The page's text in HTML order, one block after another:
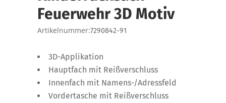
Feuerwehr 3D Motiv
Artikelnummer:7290842-91
3D-Applikation
Hauptfach mit Reißverschluss
Innenfach mit Namens-/Adressfeld
Vordertasche mit Reißverschluss